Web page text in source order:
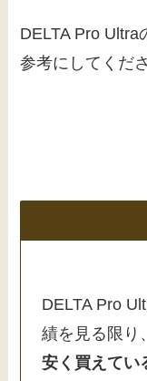
DELTA Pro Ultra
参考にしてくだ
DELTA Pro
績を見る限り、
安く買えてい